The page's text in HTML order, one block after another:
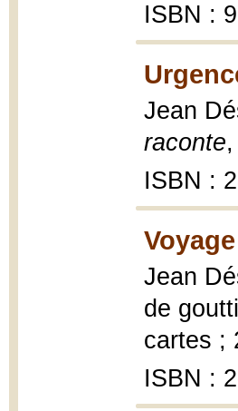
ISBN :
Jean
raconte
ISBN :
Jean
de
cartes ;
ISBN :